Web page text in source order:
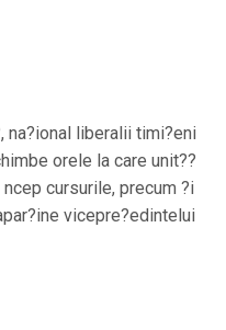
na?ional liberalii timi?eni
orele la care unit??
cursurile, precum ?i
vicepre?edintelui